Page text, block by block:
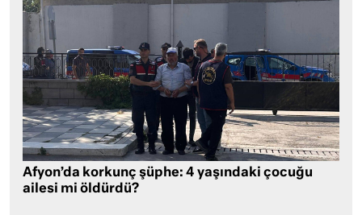
Afyon’da korkunç şüphe: 4 yaşındaki çocuğu
ailesi mi öldürdü?